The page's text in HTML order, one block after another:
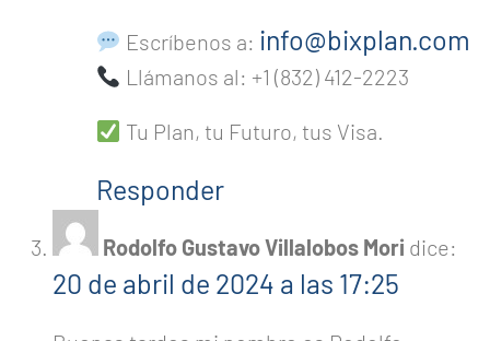
Escríbenos a: info@bixplan.com
Llámanos al: +1 (832) 412-2223
Tu Plan, tu Futuro, tus Visa.
Responder
Rodolfo Gustavo Villalobos Mori dice:
20 de abril de 2024 a las 17:25